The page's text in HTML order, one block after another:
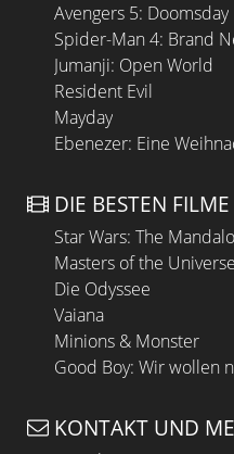
Avengers 5: Doomsday
Spider-Man 4: Brand
Jumanji: Open World
Resident Evil
Mayday
Ebenezer: Eine
DIE BESTEN FILME
Star Wars: The
Masters of the Universe
Die Odyssee
Vaiana
Minions & Monster
Good Boy: Wir wollen
KONTAKT UND